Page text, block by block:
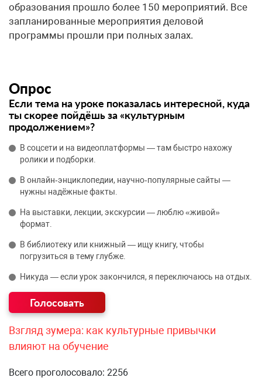
образования прошло более 150 мероприятий. Все
запланированные мероприятия деловой
программы прошли при полных залах.
Опрос
Если тема на уроке показалась интересной, куда
ты скорее пойдёшь за «культурным
продолжением»?
В соцсети и на видеоплатформы — там быстро нахожу
ролики и подборки.
В онлайн‑энциклопедии, научно‑популярные сайты —
нужны надёжные факты.
На выставки, лекции, экскурсии — люблю «живой»
формат.
В библиотеку или книжный — ищу книгу, чтобы
погрузиться в тему глубже.
Никуда — если урок закончился, я переключаюсь на отдых.
Взгляд зумера: как культурные привычки
влияют на обучение
Всего проголосовало: 2256